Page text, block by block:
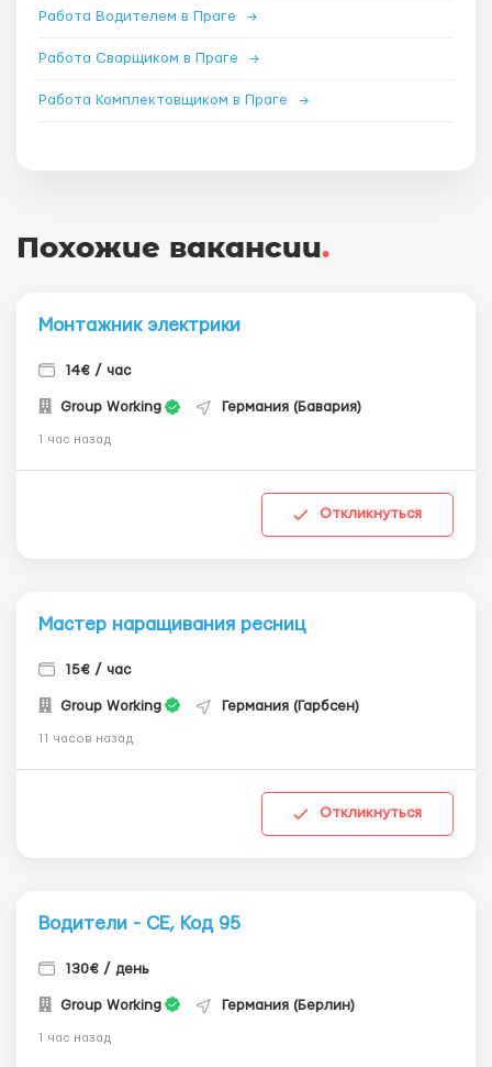
Работа Водителем в Праге →
Работа Сварщиком в Праге →
Работа Комплектовщиком в Праге →
Похожие вакансии.
Монтажник электрики
14€ / час
Group Working Германия (Бавария)
1 час назад
Откликнуться
Мастер наращивания ресниц
15€ / час
Group Working Германия (Гарбсен)
11 часов назад
Откликнуться
Водители - СЕ, Код 95
130€ / день
Group Working Германия (Берлин)
1 час назад